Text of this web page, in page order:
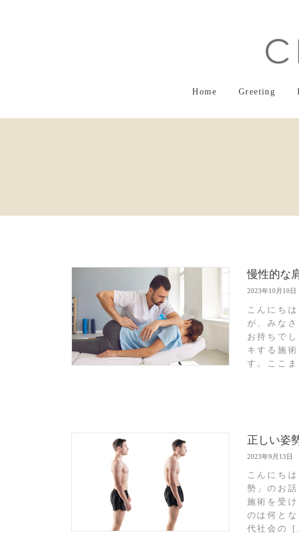
プ
動
Home Greeting
慢性的な
2023年10月10日
こんにち
が、みな
お持ちで
キする施
す。ここ
正しい姿
2023年9月13日
こんにち
勢」のお
施術を受
のは何と
代社会の